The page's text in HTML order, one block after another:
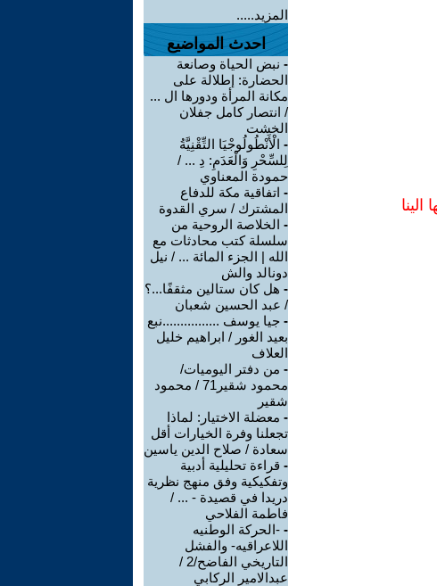
المزيد.....
احدث المواضيع
- نبض الحياة وصانعة
الحضارة: إطلالة على
مكانة المرأة ودورها ال ...
/ انتصار كامل جفلان
الخشت
- الْأَنْطُولُوجْيَا التِّقْنِيَّةُ
لِلسِّحْرِ وَالْعَدَمِ: دِ ... /
حمودة المعناوي
- اتفاقية مكة للدفاع
المشترك / سري القدوة
- الخلاصة الروحية من
سلسلة كتب محادثات مع
الله | الجزء المائة ... / نيل
دونالد والش
- هل كان ستالين مثقفًا...؟
/ عبد الحسين شعبان
- جيا يوسف ................نبع
بعيد الغور / ابراهيم خليل
العلاف
- من دفتر اليوميات/
محمود شقير71 / محمود
شقير
- معضلة الاختيار: لماذا
تجعلنا وفرة الخيارات أقل
سعادة / صلاح الدين ياسين
- قراءة تحليلية أدبية
وتفكيكية وفق منهج نظرية
دريدا في قصيدة - ... /
فاطمة الفلاحي
- -الحركة الوطنيه
اللاعراقيه- والفشل
التاريخي الفاضح/2 /
عبدالامير الركابي